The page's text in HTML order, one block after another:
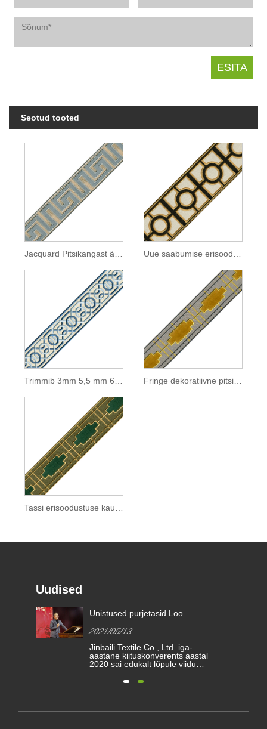
Seotud tooted
Jacquard Pitsikangast äärepitsiümbriste tikandid Uue saabumise erisoodustus kardinate ning diivani ja lauariide jaoks
Trimmib 3mm 5,5 mm 6,5 mm 8 mm 8,5 mm 10 mm 13 mm laiust Fringe dekoratiivne pitside lõikamine
Uudised
Unistused purjetasid Loo
tunnustusauhinnad 2020
2021/05/13
Jinbaili Textile Co., Ltd. iga-
aastane kiituskonverents aastal
2020 sai edukalt lõpule viidud.
Hainingisse, et vaadata üle
aastal.